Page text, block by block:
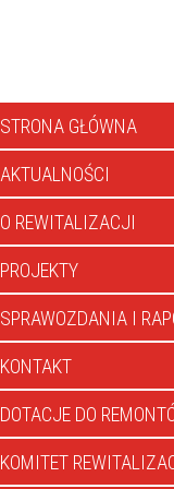
STRONA GŁÓWNA
AKTUALNOŚCI
O REWITALIZACJI
PROJEKTY
SPRAWOZDANIA I
KONTAKT
DOTACJE DO
KOMITET